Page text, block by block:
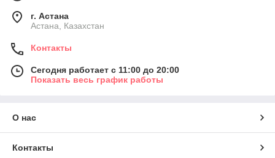
г. Астана
Астана, Казахстан
Контакты
Сегодня работает с 11:00 до 20:00
Показать весь график работы
О нас
Контакты